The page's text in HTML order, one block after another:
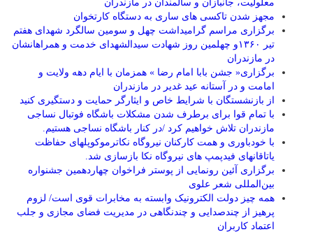
معلولیت، جانبازان و سالمندان در مازندران
مجهز شدن تاکسی های ساری به دستگاه کارتخوان
برگزاری مراسم گرامیداشت چهل و سومین سالگرد شهدای هفتم
تیر ۱۳۶۰و چهلمین روز شهادت سیدالشهدای خدمت و همراهانشان
در مازندران
برگزاری« جشن بابا امام رضا » همزمان با ایام دهه ولایت و
امامت و در آستانه عید غدیر در مازندران
از بازنشستگان با شرایط خاص و ایثارگر حمایت و دستگیری کنید
با تمام قوا برای برطرف شدن مشکلات باشگاه فوتبال نساجی
مازندران تلاش خواهیم کرد /در کنار باشگاه نساجی هستیم.
با خودباوری و همت کارکنان نیروگاه نکاترموکوپلهای حفاظت
یاتاقانهای فیدپمپ های نیروگاه نکا بازسازی شد.
برگزاری آئین رونمایی از پوستر فراخوان چهاردهمین جشنواره
بین‌المللی شعر علوی
همه چیز دولت الکترونیک وابسته به مخابرات قوی است/ لزوم
پرهیز از چندصدایی و چندنگاهی در مدیریت فضای مجازی و جلب
اعتماد کاربران